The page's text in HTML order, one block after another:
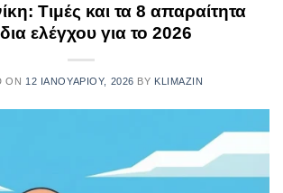
Τιμές και τα 8 απαραίτητα
ελέγχου για το 2026
ON 12 ΙΑΝΟΥΑΡΊΟΥ, 2026 BY KLIMAZIN